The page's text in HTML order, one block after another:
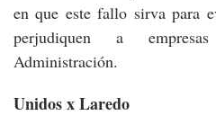
en que este fallo sirva para
perjudiquen a
Administración.
Unidos x Laredo